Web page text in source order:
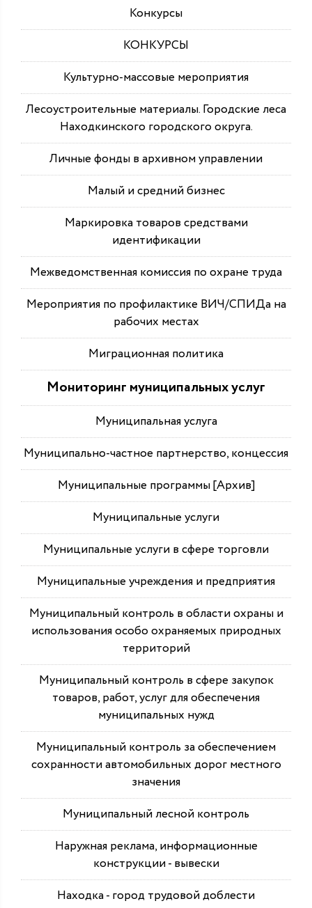
Конкурсы
КОНКУРСЫ
Культурно-массовые мероприятия
Лесоустроительные материалы. Городские леса
Находкинского городского округа.
Личные фонды в архивном управлении
Малый и средний бизнес
Маркировка товаров средствами
идентификации
Межведомственная комиссия по охране труда
Мероприятия по профилактике ВИЧ/СПИДа на
рабочих местах
Миграционная политика
Мониторинг муниципальных услуг
Муниципальная услуга
Муниципально-частное партнерство, концессия
Муниципальные программы [Архив]
Муниципальные услуги
Муниципальные услуги в сфере торговли
Муниципальные учреждения и предприятия
Муниципальный контроль в области охраны и
использования особо охраняемых природных
территорий
Муниципальный контроль в сфере закупок
товаров, работ, услуг для обеспечения
муниципальных нужд
Муниципальный контроль за обеспечением
сохранности автомобильных дорог местного
значения
Муниципальный лесной контроль
Наружная реклама, информационные
конструкции - вывески
Находка - город трудовой доблести